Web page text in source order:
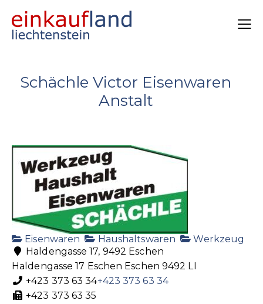
Schächle Victor Eisenwaren
Anstalt
Eisenwaren Haushaltswaren
Werkzeug
Haldengasse 17, 9492 Eschen
Haldengasse 17 Eschen Eschen 9492 LI
+423 373 63 34+423 373 63 34
+423 373 63 35